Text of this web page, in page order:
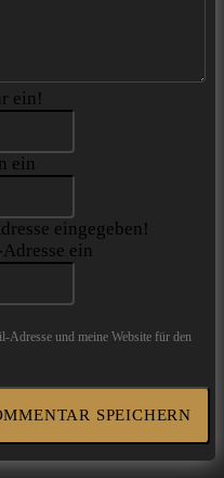
ein!
ein
eingegeben!
ein
Adresse und meine Website für den